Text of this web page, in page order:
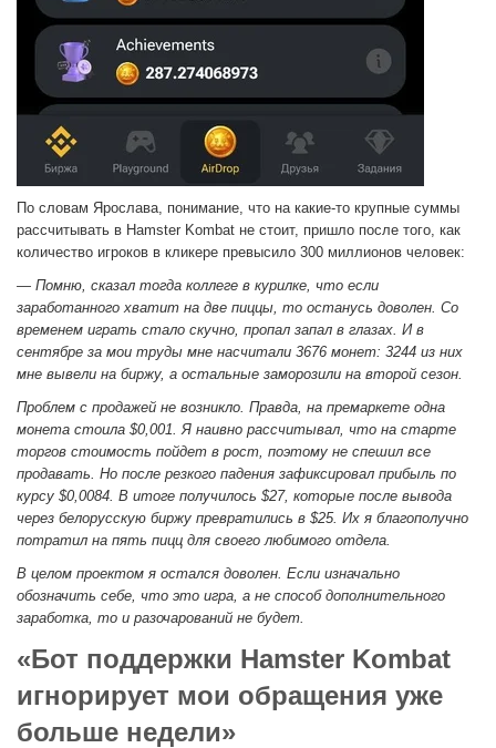
По словам Ярослава, понимание, что на какие-то крупные суммы
рассчитывать в Hamster Kombat не стоит, пришло после того, как
количество игроков в кликере превысило 300 миллионов человек:
— Помню, сказал тогда коллеге в курилке, что если
заработанного хватит на две пиццы, то останусь доволен. Со
временем играть стало скучно, пропал запал в глазах. И в
сентябре за мои труды мне насчитали 3676 монет: 3244 из них
мне вывели на биржу, а остальные заморозили на второй сезон.
Проблем с продажей не возникло. Правда, на премаркете одна
монета стоила $0,001. Я наивно рассчитывал, что на старте
торгов стоимость пойдет в рост, поэтому не спешил все
продавать. Но после резкого падения зафиксировал прибыль по
курсу $0,0084. В итоге получилось $27, которые после вывода
через белорусскую биржу превратились в $25. Их я благополучно
потратил на пять пицц для своего любимого отдела.
В целом проектом я остался доволен. Если изначально
обозначить себе, что это игра, а не способ дополнительного
заработка, то и разочарований не будет.
«Бот поддержки Hamster Kombat
игнорирует мои обращения уже
больше недели»